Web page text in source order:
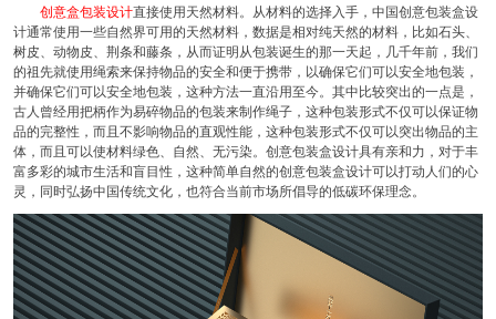
创意盒包装设计直接使用天然材料。从材料的选择入手，中国创意包装盒设
计通常使用一些自然界可用的天然材料，数据是相对纯天然的材料，比如石头、
树皮、动物皮、荆条和藤条，从而证明从包装诞生的那一天起，几千年前，我们
的祖先就使用绳索来保持物品的安全和便于携带，以确保它们可以安全地包装，
并确保它们可以安全地包装，这种方法一直沿用至今。其中比较突出的一点是，
古人曾经用把柄作为易碎物品的包装来制作绳子，这种包装形式不仅可以保证物
品的完整性，而且不影响物品的直观性能，这种包装形式不仅可以突出物品的主
体，而且可以使材料绿色、自然、无污染。创意包装盒设计具有亲和力，对于丰
富多彩的城市生活和盲目性，这种简单自然的创意包装盒设计可以打动人们的心
灵，同时弘扬中国传统文化，也符合当前市场所倡导的低碳环保理念。